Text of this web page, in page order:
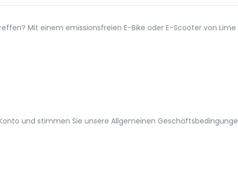
Mit einem emissionsfreien E-Bike oder E-Scooter von
und stimmen Sie unsere Allgemeinen